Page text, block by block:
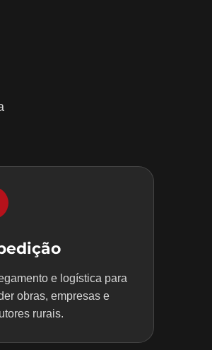
e logística para
obras, empresas e
rurais.